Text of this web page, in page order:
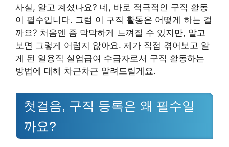
사실, 알고 계셨나요? 네, 바로 적극적인 구직 활동
이 필수입니다. 그럼 이 구직 활동은 어떻게 하는 걸
까요? 처음엔 좀 막막하게 느껴질 수 있지만, 알고
보면 그렇게 어렵지 않아요. 제가 직접 겪어보고 알
게 된 일용직 실업급여 수급자로서 구직 활동하는
방법에 대해 차근차근 알려드릴게요.
첫걸음, 구직 등록은 왜 필수일
까요?